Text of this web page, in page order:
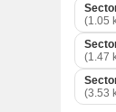
(1.05
(1.47
(3.53